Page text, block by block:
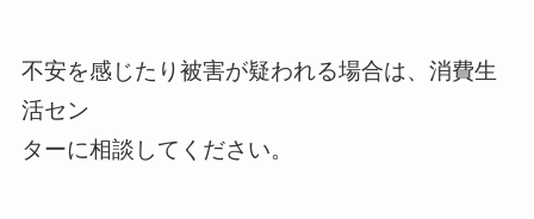
不安を感じたり被害が疑われる場合は、消費生
活セン
ターに相談してください。